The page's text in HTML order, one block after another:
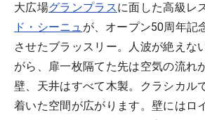
大広場グランプラスに面した高級レ
ド・シーニュ が、オープン50周年記
させたブラッスリー。人波が絶えな
がら、扉一枚隔てた先は空気の流れ
壁、天井はすべて木製。クラシカル
着いた空間が広がります。壁にはロ